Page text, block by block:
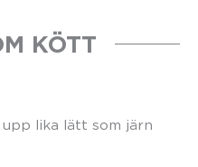
KÖTT
lika lätt som järn